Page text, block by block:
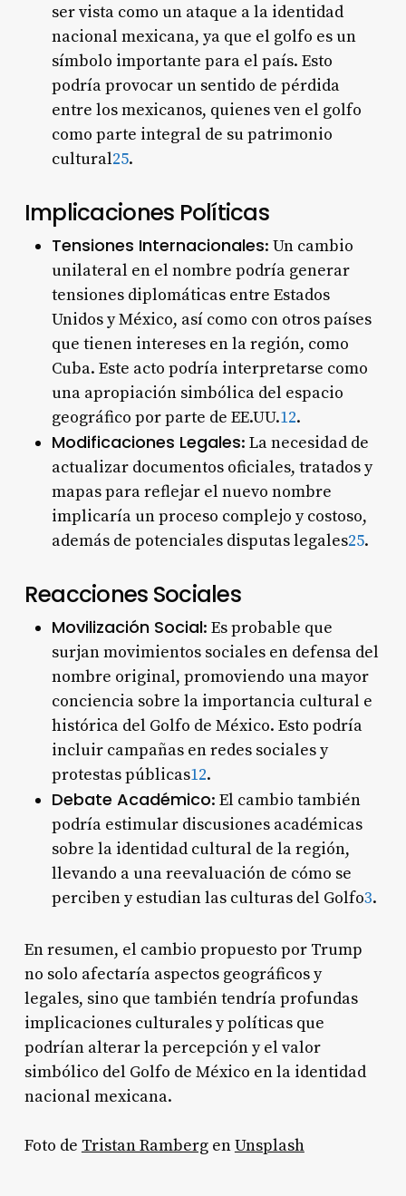
ser vista como un ataque a la identidad
nacional mexicana, ya que el golfo es un
símbolo importante para el país. Esto
podría provocar un sentido de pérdida
entre los mexicanos, quienes ven el golfo
como parte integral de su patrimonio
cultural25.
Implicaciones Políticas
Tensiones Internacionales: Un cambio
unilateral en el nombre podría generar
tensiones diplomáticas entre Estados
Unidos y México, así como con otros países
que tienen intereses en la región, como
Cuba. Este acto podría interpretarse como
una apropiación simbólica del espacio
geográfico por parte de EE.UU.12.
Modificaciones Legales: La necesidad de
actualizar documentos oficiales, tratados y
mapas para reflejar el nuevo nombre
implicaría un proceso complejo y costoso,
además de potenciales disputas legales25.
Reacciones Sociales
Movilización Social: Es probable que
surjan movimientos sociales en defensa del
nombre original, promoviendo una mayor
conciencia sobre la importancia cultural e
histórica del Golfo de México. Esto podría
incluir campañas en redes sociales y
protestas públicas12.
Debate Académico: El cambio también
podría estimular discusiones académicas
sobre la identidad cultural de la región,
llevando a una reevaluación de cómo se
perciben y estudian las culturas del Golfo3.
En resumen, el cambio propuesto por Trump
no solo afectaría aspectos geográficos y
legales, sino que también tendría profundas
implicaciones culturales y políticas que
podrían alterar la percepción y el valor
simbólico del Golfo de México en la identidad
nacional mexicana.
Foto de Tristan RambergenUnsplash